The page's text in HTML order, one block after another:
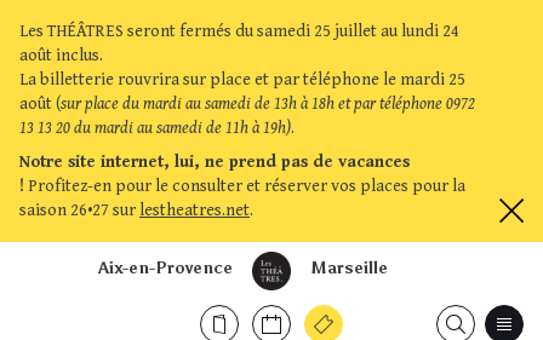
Les THÉÂTRES seront fermés du samedi 25 juillet au lundi 24
août inclus.
La billetterie rouvrira sur place et par téléphone le mardi 25
août (sur place du mardi au samedi de 13h à 18h et par téléphone 0972
13 13 20 du mardi au samedi de 11h à 19h).
Notre site internet, lui, ne prend pas de vacances
! Profitez-en pour le consulter et réserver vos places pour la
saison 26•27 sur lestheatres.net.
Marseille
Aix-en-Provence